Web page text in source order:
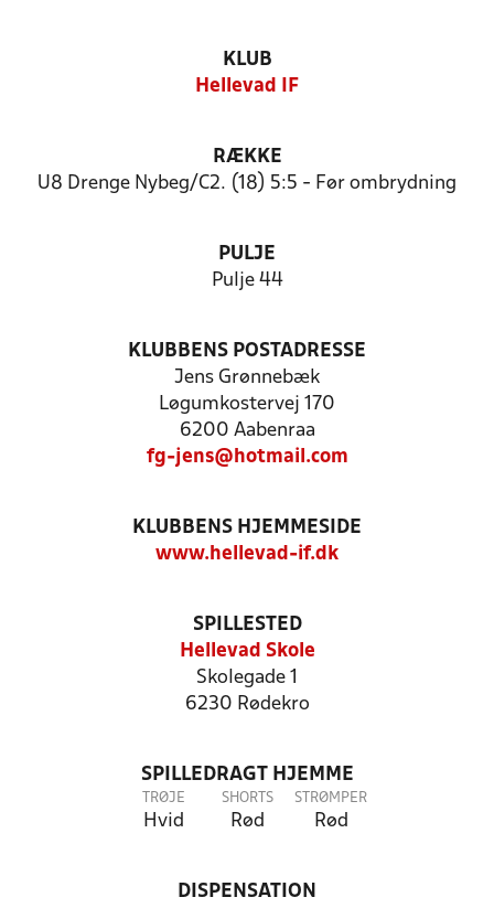
KLUB
Hellevad IF
RÆKKE
U8 Drenge Nybeg/C2. (18) 5:5 - Før ombrydning
PULJE
Pulje 44
KLUBBENS POSTADRESSE
Jens Grønnebæk
Løgumkostervej 170
6200 Aabenraa
fg-jens@hotmail.com
KLUBBENS HJEMMESIDE
www.hellevad-if.dk
SPILLESTED
Hellevad Skole
Skolegade 1
6230 Rødekro
SPILLEDRAGT HJEMME
TRØJE
Hvid
SHORTS
Rød
STRØMPER
Rød
DISPENSATION